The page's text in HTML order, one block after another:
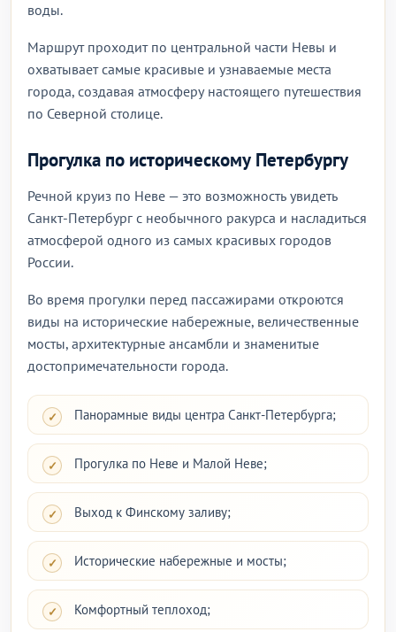
воды.
Маршрут проходит по центральной части Невы и
охватывает самые красивые и узнаваемые места
города, создавая атмосферу настоящего путешествия
по Северной столице.
Прогулка по историческому Петербургу
Речной круиз по Неве — это возможность увидеть
Санкт-Петербург с необычного ракурса и насладиться
атмосферой одного из самых красивых городов
России.
Во время прогулки перед пассажирами откроются
виды на исторические набережные, величественные
мосты, архитектурные ансамбли и знаменитые
достопримечательности города.
Панорамные виды центра Санкт-Петербурга;
Прогулка по Неве и Малой Неве;
Выход к Финскому заливу;
Исторические набережные и мосты;
Комфортный теплоход;